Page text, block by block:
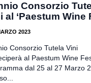
Consorzio
al ‘Paestum Wine
2023
Consorzio Tutela Vini
al Paestum Wine
dal 25 al 27 Marzo